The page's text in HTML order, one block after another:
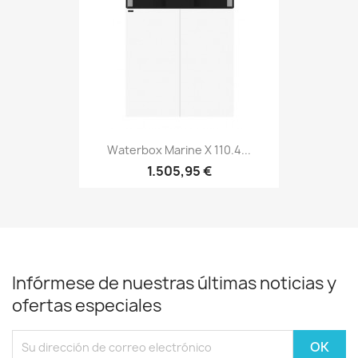
Waterbox Marine X 110.4...
1.505,95 €
Infórmese de nuestras últimas noticias y
ofertas especiales